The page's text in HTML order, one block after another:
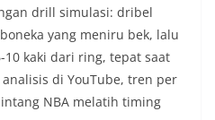
drill simulasi: dribel
yang meniru bek, lalu
10 kaki dari ring, tepat saat
di YouTube, tren per
NBA melatih timing